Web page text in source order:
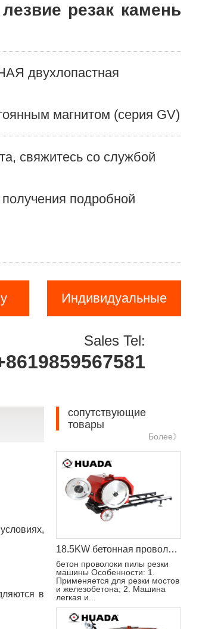
резак камень
двухлопастная
магнитом (серия GV)
свяжитесь со службой
подробной
Индивидуальные
Sales Tel:
в
сопутствующие
товары
Более》
18.5KW бетонная проволока пила резки машина
бетон проволоки пилы резки
машины Особенности: 1.
Применяется для резки мостов
и железобетона; 2. Машина
легкая и...